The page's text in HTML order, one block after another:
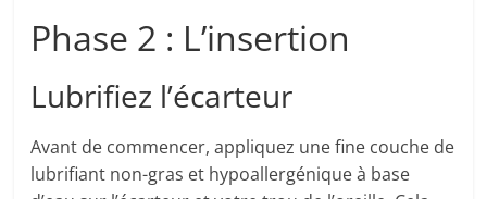
Phase 2 : L’insertion
Lubrifiez l’écarteur
Avant de commencer, appliquez une fine couche de
lubrifiant non-gras et hypoallergénique à base